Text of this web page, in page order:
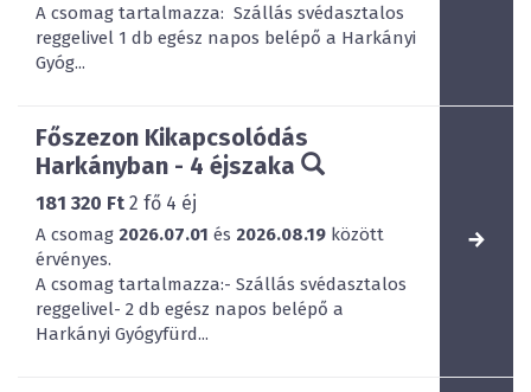
A csomag tartalmazza: Szállás svédasztalos
reggelivel 1 db egész napos belépő a Harkányi
Gyóg...
Főszezon Kikapcsolódás
Harkányban - 4 éjszaka
181 320 Ft 2 fő 4 éj
A csomag 2026.07.01 és 2026.08.19 között
érvényes.
A csomag tartalmazza:- Szállás svédasztalos
reggelivel- 2 db egész napos belépő a
Harkányi Gyógyfürd...